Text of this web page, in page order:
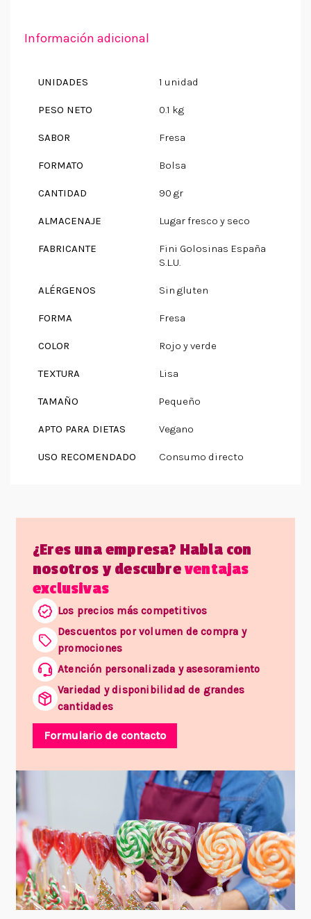
Información adicional
UNIDADES 1 unidad
PESO NETO 0.1 kg
SABOR Fresa
FORMATO Bolsa
CANTIDAD 90 gr
ALMACENAJE Lugar fresco y seco
FABRICANTE
Fini Golosinas España
S.L.U.
ALÉRGENOS Sin gluten
FORMA Fresa
COLOR Rojo y verde
TEXTURA Lisa
TAMAÑO Pequeño
APTO PARA DIETAS Vegano
USO RECOMENDADO Consumo directo
¿Eres una empresa? Habla con
nosotros y descubreventajas
exclusivas
Los precios más competitivos
Descuentos por volumen de compra y
promociones
Atención personalizada y asesoramiento
Variedad y disponibilidad de grandes
cantidades
Formulario de contacto